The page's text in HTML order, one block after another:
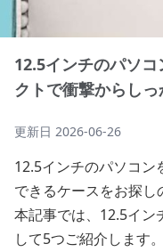
12.5インチのパソ
クトで衝撃からし
更新日 2026-06-26
12.5インチのパソコ
できるケースをお探し
本記事では、12.5イン
して5つご紹介します。